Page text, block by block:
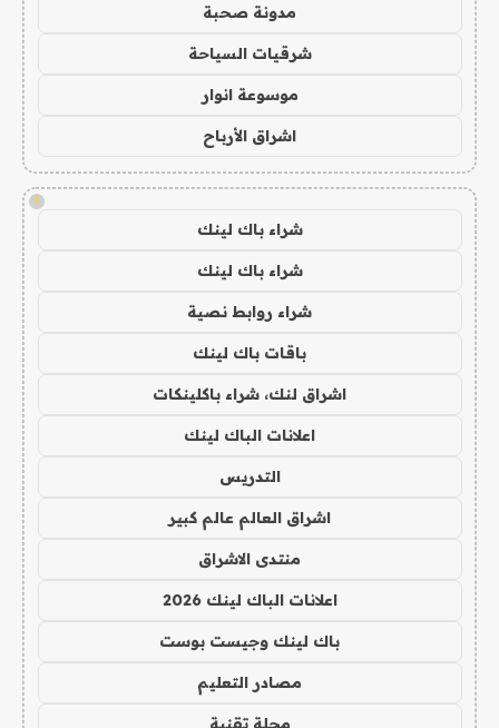
مدونة صحبة
شرقيات السياحة
موسوعة انوار
اشراق الأرباح
!
شراء باك لينك
شراء باك لينك
شراء روابط نصية
باقات باك لينك
اشراق لنك، شراء باكلينكات
اعلانات الباك لينك
التدريس
اشراق العالم عالم كبير
منتدى الاشراق
اعلانات الباك لينك 2026
باك لينك وجيست بوست
مصادر التعليم
مجلة تقنية